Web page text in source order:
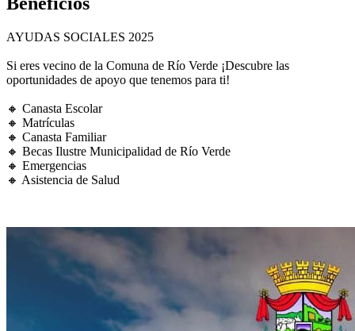
AYUDAS SOCIALES 2025
Si eres vecino de la Comuna de Río Verde ¡Descubre las
oportunidades de apoyo que tenemos para ti!
🔸 Canasta Escolar
🔸 Matrículas
🔸 Canasta Familiar
🔸 Becas Ilustre Municipalidad de Río Verde
🔸 Emergencias
🔸 Asistencia de Salud